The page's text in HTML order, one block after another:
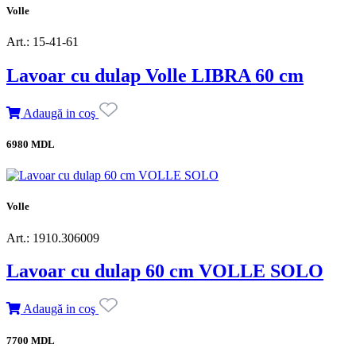
Volle
Art.: 15-41-61
Lavoar cu dulap Volle LIBRA 60 cm
Adaugă in coş
6980 MDL
Volle
Art.: 1910.306009
Lavoar cu dulap 60 cm VOLLE SOLO
Adaugă in coş
7700 MDL